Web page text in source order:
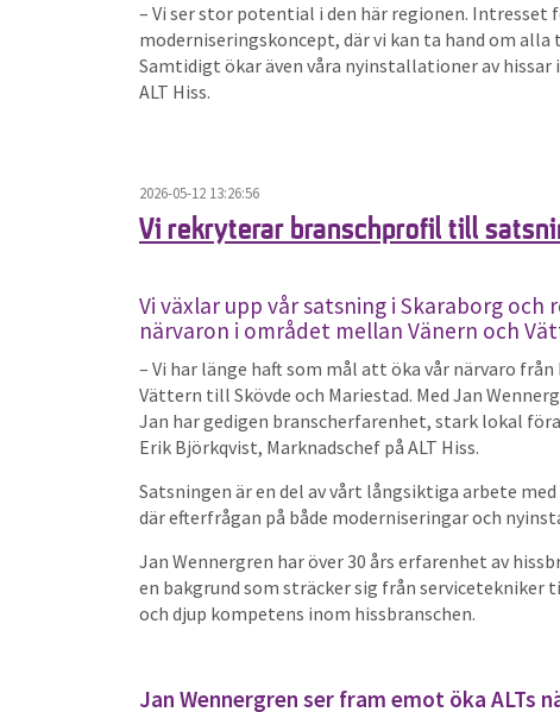
– Vi ser stor potential i den här regionen. Intresset
moderniseringskoncept, där vi kan ta hand om
Samtidigt ökar även våra nyinstallationer av
ALT Hiss.
2026-05-12 13:26:56
Vi rekryterar branschprofil till
Vi växlar upp vår satsning i Skaraborg
närvaron i området mellan Vänern och
– Vi har länge haft som mål att öka vår närvaro
Vättern till Skövde och Mariestad. Med Jan
Jan har gedigen branscherfarenhet, stark lokal
Erik Björkqvist, Marknadschef på ALT Hiss.
Satsningen är en del av vårt långsiktiga arbete
där efterfrågan på både moderniseringar och
Jan Wennergren har över 30 års erfarenhet av
en bakgrund som sträcker sig från servicetekniker
och djup kompetens inom hissbranschen.
Jan Wennergren ser fram emot öka ALTs